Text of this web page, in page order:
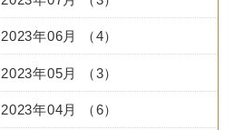
2023年06月 （4）
2023年05月 （3）
2023年04月 （6）